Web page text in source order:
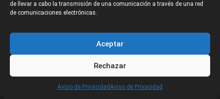
de llevar a cabo la transmisión de una comunicación a través de una red
de comunicaciones electrónicas.
Aceptar
Rechazar
Aviso de PrivacidadAviso de Privacidad
Opiniones de la Industria
Primero que todo, buscamos entender como se sienten la
mayoría de las personas dentro de esta industria y para esto
nuestra pregunta es sencilla para descubrirlo:
¿Al día de hoy,
Donde recalcar que la mayoría de las personas se sienten
cabe resaltar que el 7.2% de las personas se sienten